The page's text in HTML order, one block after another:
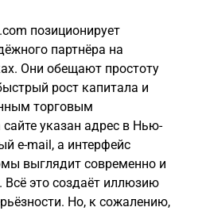
позиционирует
партнёра на
Они обещают простоту
рост капитала и
торговым
указан адрес в Нью-
e-mail, а интерфейс
выглядит современно и
Всё это создаёт иллюзию
Но, к сожалению,